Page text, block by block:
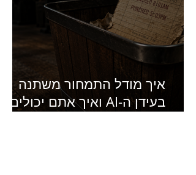
איך מודל התמחור משתנה
בעידן ה-AI ואיך אתם יכולים